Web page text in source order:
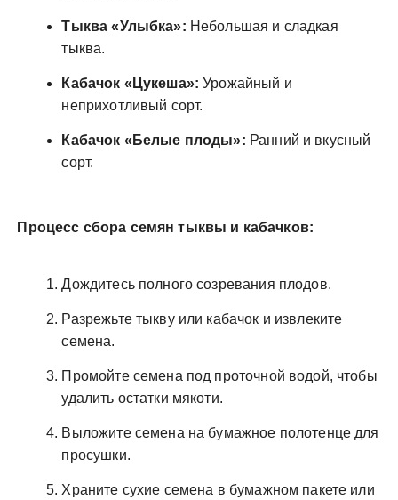
Тыква «Улыбка»: Небольшая и сладкая
тыква.
Кабачок «Цукеша»: Урожайный и
неприхотливый сорт.
Кабачок «Белые плоды»: Ранний и вкусный
сорт.
Процесс сбора семян тыквы и кабачков:
Дождитесь полного созревания плодов.
Разрежьте тыкву или кабачок и извлеките
семена.
Промойте семена под проточной водой, чтобы
удалить остатки мякоти.
Выложите семена на бумажное полотенце для
просушки.
Храните сухие семена в бумажном пакете или